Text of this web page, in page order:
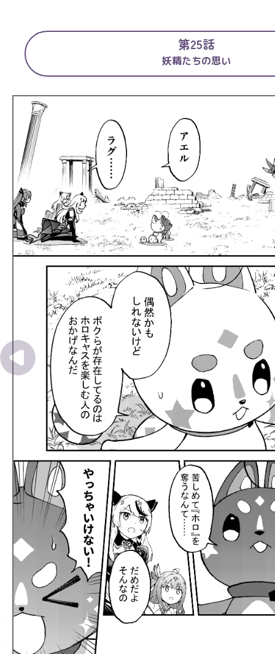
第25話
妖精たちの思い